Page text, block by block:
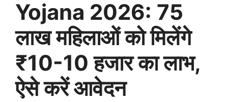
Yojana 2026: 75
लाख महिलाओं को मिलेंगे
₹10-10 हजार का लाभ,
ऐसे करें आवेदन